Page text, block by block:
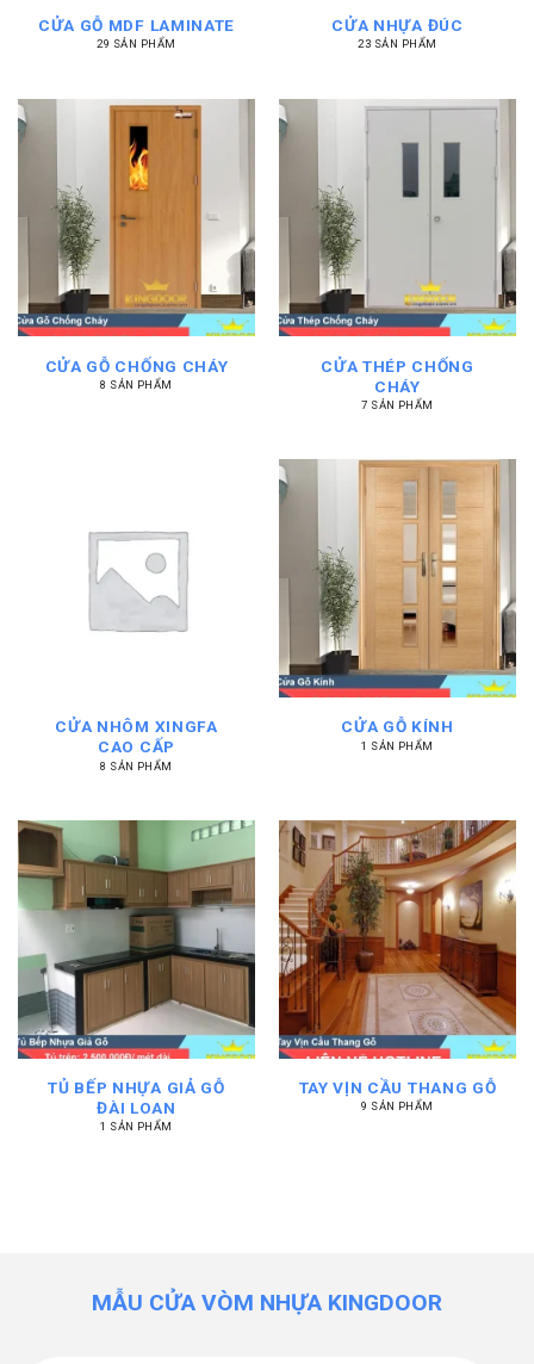
CỬA GỖ MDF LAMINATE
29 SẢN PHẨM
CỬA NHỰA ĐÚC
23 SẢN PHẨM
CỬA GỖ CHỐNG CHÁY
8 SẢN PHẨM
CỬA THÉP CHỐNG
CHÁY
7 SẢN PHẨM
CỬA NHÔM XINGFA
CAO CẤP
8 SẢN PHẨM
CỬA GỖ KÍNH
1 SẢN PHẨM
TỦ BẾP NHỰA GIẢ GỖ
ĐÀI LOAN
1 SẢN PHẨM
TAY VỊN CẦU THANG GỖ
9 SẢN PHẨM
MẪU CỬA VÒM NHỰA KINGDOOR